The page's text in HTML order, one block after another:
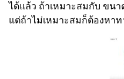
ได้แล้ว ถ้าเหมาะสมกับ ขนา
แต่ถ้าไม่เหมาะสมก็ต้องหา